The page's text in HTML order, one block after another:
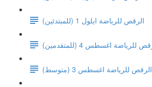
(الرقص للرياضة ايلول 1 (للمبتدئين
الرقص للرياضة اغسطس 3 (متوسط)